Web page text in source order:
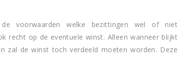
voorwaarden welke bezittingen wel of niet
recht op de eventuele winst. Alleen wanneer blijkt
zal de winst toch verdeeld moeten worden. Deze